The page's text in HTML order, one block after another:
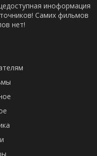
иноформация
Самих фильмов
нет!